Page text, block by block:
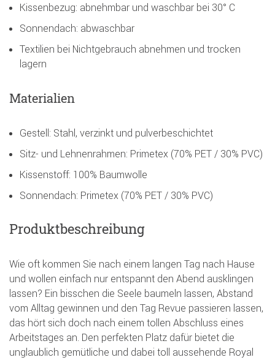
Kissenbezug: abnehmbar und waschbar bei 30° C
Sonnendach: abwaschbar
Textilien bei Nichtgebrauch abnehmen und trocken
lagern
Materialien
Gestell: Stahl, verzinkt und pulverbeschichtet
Sitz- und Lehnenrahmen: Primetex (70% PET / 30% PVC)
Kissenstoff: 100% Baumwolle
Sonnendach: Primetex (70% PET / 30% PVC)
Produktbeschreibung
Wie oft kommen Sie nach einem langen Tag nach Hause
und wollen einfach nur entspannt den Abend ausklingen
lassen? Ein bisschen die Seele baumeln lassen, Abstand
vom Alltag gewinnen und den Tag Revue passieren lassen,
das hört sich doch nach einem tollen Abschluss eines
Arbeitstages an. Den perfekten Platz dafür bietet die
unglaublich gemütliche und dabei toll aussehende Royal